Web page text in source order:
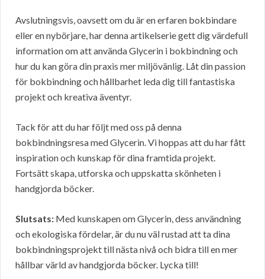
Avslutningsvis, oavsett om du är en erfaren bokbindare
eller en nybörjare, har denna artikelserie gett dig värdefull
information om att använda Glycerin i bokbindning och
hur du kan göra din praxis mer miljövänlig. Låt din passion
för bokbindning och hållbarhet leda dig till fantastiska
projekt och kreativa äventyr.
Tack för att du har följt med oss på denna
bokbindningsresa med Glycerin. Vi hoppas att du har fått
inspiration och kunskap för dina framtida projekt.
Fortsätt skapa, utforska och uppskatta skönheten i
handgjorda böcker.
Slutsats: Med kunskapen om Glycerin, dess användning
och ekologiska fördelar, är du nu väl rustad att ta dina
bokbindningsprojekt till nästa nivå och bidra till en mer
hållbar värld av handgjorda böcker. Lycka till!